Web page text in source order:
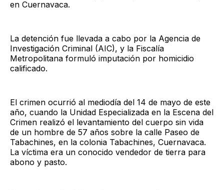
en Cuernavaca.
La detención fue llevada a cabo por la Agencia de
Investigación Criminal (AIC), y la Fiscalía
Metropolitana formuló imputación por homicidio
calificado.
El crimen ocurrió al mediodía del 14 de mayo de este
año, cuando la Unidad Especializada en la Escena del
Crimen realizó el levantamiento del cuerpo sin vida
de un hombre de 57 años sobre la calle Paseo de
Tabachines, en la colonia Tabachines, Cuernavaca.
La víctima era un conocido vendedor de tierra para
abono y pasto.